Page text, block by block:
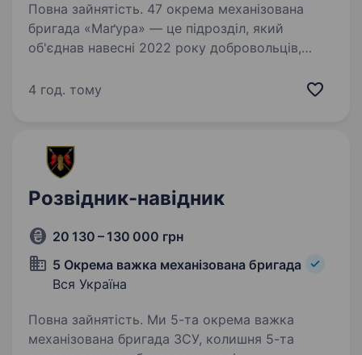
Повна зайнятість. 47 окрема механізована
бригада «Маґура» — це підрозділ, який
об'єднав навесні 2022 року добровольців,
прийшов на нашу землю. З того часу
4 год. тому
Розвідник-навідник
20 130 – 130 000 грн
5 Окрема важка механізована бригада
Вся Україна
Повна зайнятість. Ми 5-та окрема важка
механізована бригада ЗСУ, колишня 5-та